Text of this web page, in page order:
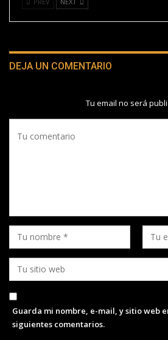
DEJA UN COMENTARIO
Tu email no será
Guarda mi nombre, e-mail, y sitio web
siguientes comentarios.